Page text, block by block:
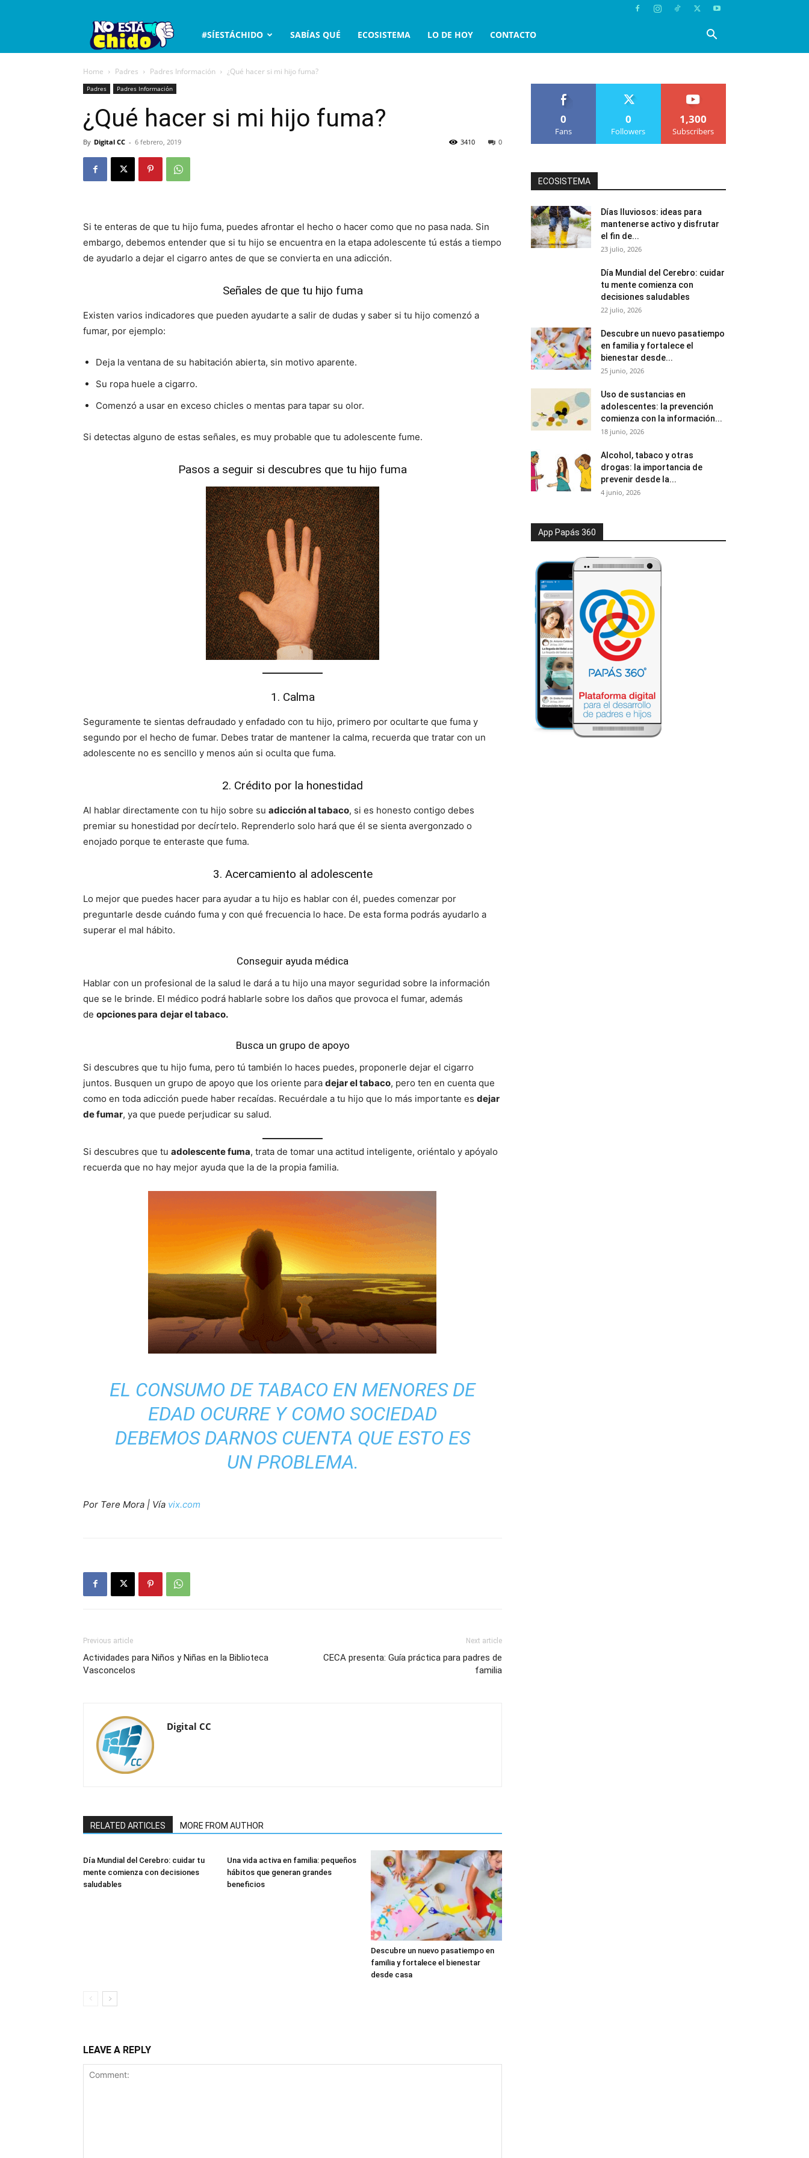
No
está
#SÍESTÁCHIDO SABÍAS QUÉ ECOSISTEMA LO DE HOY CONTACTO
Home Padres Padres Información ¿Qué hacer si mi hijo fuma?
Padres Padres Información
¿Qué hacer si mi hijo fuma?
By Digital CC - 6 febrero, 2019 0
3410
Si te enteras de que tu hijo fuma, puedes afrontar el hecho o hacer como que no pasa nada. Sin
embargo, debemos entender que si tu hijo se encuentra en la etapa adolescente tú estás a tiempo
de ayudarlo a dejar el cigarro antes de que se convierta en una adicción.
Señales de que tu hijo fuma
Existen varios indicadores que pueden ayudarte a salir de dudas y saber si tu hijo comenzó a
fumar, por ejemplo:
Deja la ventana de su habitación abierta, sin motivo aparente.
Su ropa huele a cigarro.
Comenzó a usar en exceso chicles o mentas para tapar su olor.
Si detectas alguno de estas señales, es muy probable que tu adolescente fume.
Pasos a seguir si descubres que tu hijo fuma
1. Calma
Seguramente te sientas defraudado y enfadado con tu hijo, primero por ocultarte que fuma y
segundo por el hecho de fumar. Debes tratar de mantener la calma, recuerda que tratar con un
adolescente no es sencillo y menos aún si oculta que fuma.
2. Crédito por la honestidad
Al hablar directamente con tu hijo sobre su adicción al tabaco, si es honesto contigo debes
premiar su honestidad por decírtelo. Reprenderlo solo hará que él se sienta avergonzado o
enojado porque te enteraste que fuma.
3. Acercamiento al adolescente
Lo mejor que puedes hacer para ayudar a tu hijo es hablar con él, puedes comenzar por
preguntarle desde cuándo fuma y con qué frecuencia lo hace. De esta forma podrás ayudarlo a
superar el mal hábito.
Conseguir ayuda médica
Hablar con un profesional de la salud le dará a tu hijo una mayor seguridad sobre la información
que se le brinde. El médico podrá hablarle sobre los daños que provoca el fumar, además
de opciones para dejar el tabaco.
Busca un grupo de apoyo
Si descubres que tu hijo fuma, pero tú también lo haces puedes, proponerle dejar el cigarro
juntos. Busquen un grupo de apoyo que los oriente para dejar el tabaco, pero ten en cuenta que
como en toda adicción puede haber recaídas. Recuérdale a tu hijo que lo más importante es dejar
de fumar, ya que puede perjudicar su salud.
Si descubres que tu adolescente fuma, trata de tomar una actitud inteligente, oriéntalo y apóyalo
recuerda que no hay mejor ayuda que la de la propia familia.
EL CONSUMO DE TABACO EN MENORES DE
EDAD OCURRE Y COMO SOCIEDAD
DEBEMOS DARNOS CUENTA QUE ESTO ES
UN PROBLEMA.
Por Tere Mora | Vía vix.com
Previous article
Actividades para Niños y Niñas en la Biblioteca
Vasconcelos
Next article
CECA presenta: Guía práctica para padres de
familia
Digital CC
RELATED ARTICLES MORE FROM AUTHOR
Día Mundial del Cerebro: cuidar tu
mente comienza con decisiones
saludables
Una vida activa en familia: pequeños
hábitos que generan grandes
beneficios
Descubre un nuevo pasatiempo en
familia y fortalece el bienestar
desde casa
LEAVE A REPLY
0
Fans
0
Followers
1,300
Subscribers
ECOSISTEMA
Días lluviosos: ideas para
mantenerse activo y disfrutar
el fin de...
23 julio, 2026
Día Mundial del Cerebro: cuidar
tu mente comienza con
decisiones saludables
22 julio, 2026
Descubre un nuevo pasatiempo
en familia y fortalece el
bienestar desde...
25 junio, 2026
Uso de sustancias en
adolescentes: la prevención
comienza con la información...
18 junio, 2026
Alcohol, tabaco y otras
drogas: la importancia de
prevenir desde la...
4 junio, 2026
App Papás 360